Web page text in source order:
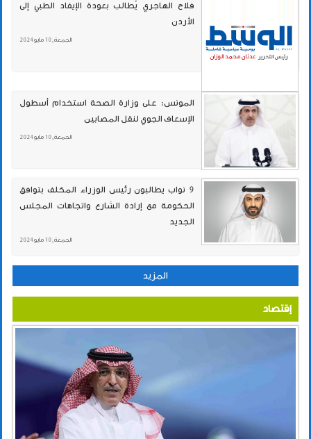
فلاح الهاجري يُطالب بعودة الإيفاد الطبي إلى
الأردن
الجمعة , 10 مايو 2024
المونس: على وزارة الصحة استخدام أسطول
الإسعاف الجوي لنقل المصابين
الجمعة , 10 مايو 2024
9 نواب يطالبون رئيس الوزراء المكلف بتوافق
الحكومة مع إرادة الشارع واتجاهات المجلس
الجديد
الجمعة , 10 مايو 2024
المزيد
إقتصاد